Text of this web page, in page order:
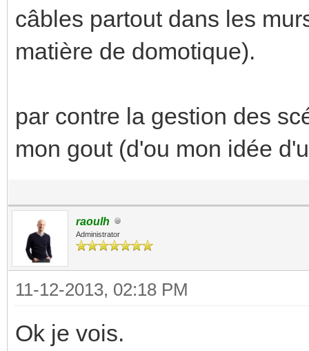
câbles partout dans les
matière de domotique).
par contre la gestion des
mon gout (d'ou mon idée
raoulh
Administrator
11-12-2013, 02:18 PM
Ok je vois.